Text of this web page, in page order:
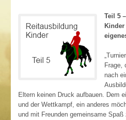
Teil 5
Frage,
nach
Eltern keinen Druck aufbauen. Dem
und der Wettkampf, ein anderes
und mit Freunden gemeinsame Spaß